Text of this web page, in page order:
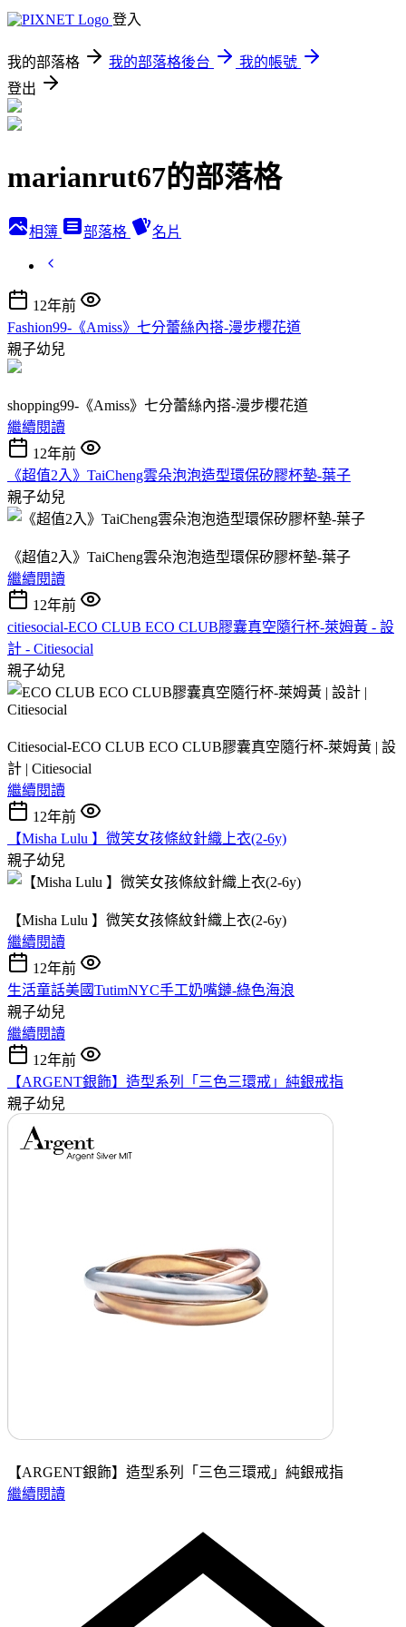
登入
我的部落格 我的部落格後台
我的帳號
登出
marianrut67的部落格
相簿 部落格 名片
12年前
Fashion99-《Amiss》七分蕾絲內搭-漫步櫻花道
親子幼兒
shopping99-《Amiss》七分蕾絲內搭-漫步櫻花道
繼續閱讀
12年前
《超值2入》TaiCheng雲朵泡泡造型環保矽膠杯墊-葉子
親子幼兒
《超值2入》TaiCheng雲朵泡泡造型環保矽膠杯墊-葉子
繼續閱讀
12年前
citiesocial-ECO CLUB ECO CLUB膠囊真空隨行杯-萊姆黃 - 設
計 - Citiesocial
親子幼兒
Citiesocial-ECO CLUB ECO CLUB膠囊真空隨行杯-萊姆黃 | 設
計 | Citiesocial
繼續閱讀
12年前
【Misha Lulu 】微笑女孩條紋針織上衣(2-6y)
親子幼兒
【Misha Lulu 】微笑女孩條紋針織上衣(2-6y)
繼續閱讀
12年前
生活童話美國TutimNYC手工奶嘴鏈-綠色海浪
親子幼兒
繼續閱讀
12年前
【ARGENT銀飾】造型系列「三色三環戒」純銀戒指
親子幼兒
【ARGENT銀飾】造型系列「三色三環戒」純銀戒指
繼續閱讀